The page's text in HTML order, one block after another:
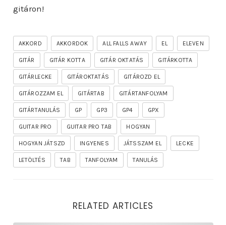
gitáron!
AKKORD AKKORDOK ALL FALLS AWAY EL ELEVEN
GITÁR GITÁR KOTTA GITÁR OKTATÁS GITÁRKOTTA
GITÁRLECKE GITÁROKTATÁS GITÁROZD EL
GITÁROZZAM EL GITÁRTAB GITÁRTANFOLYAM
GITÁRTANULÁS GP GP3 GP4 GPX
GUITAR PRO GUITAR PRO TAB HOGYAN
HOGYAN JÁTSZD INGYENES JÁTSSZAM EL LECKE
LETÖLTÉS TAB TANFOLYAM TANULÁS
RELATED ARTICLES